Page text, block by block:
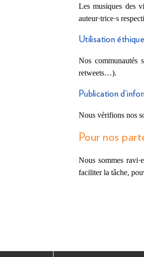
Les musiques des
auteur·trice·s
Utilisation
Nos communautés
retweets…).
Publication
Nous vérifions nos
Pour nos
Nous sommes
faciliter la tâche,